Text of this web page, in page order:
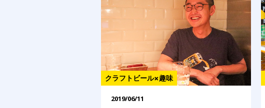
クラフトビール×趣味
2019/06/11